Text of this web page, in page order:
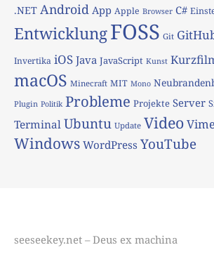
.NET Android App Apple Browser C#
EntwicklungFOSS Git
Invertika iOS Java JavaScript Kunst
macOS Minecraft MIT Mono
Plugin Politik Probleme Projekte Server
TerminalUbuntu Update Video
Windows WordPress YouTube
seeseekey.net – Deus ex machina